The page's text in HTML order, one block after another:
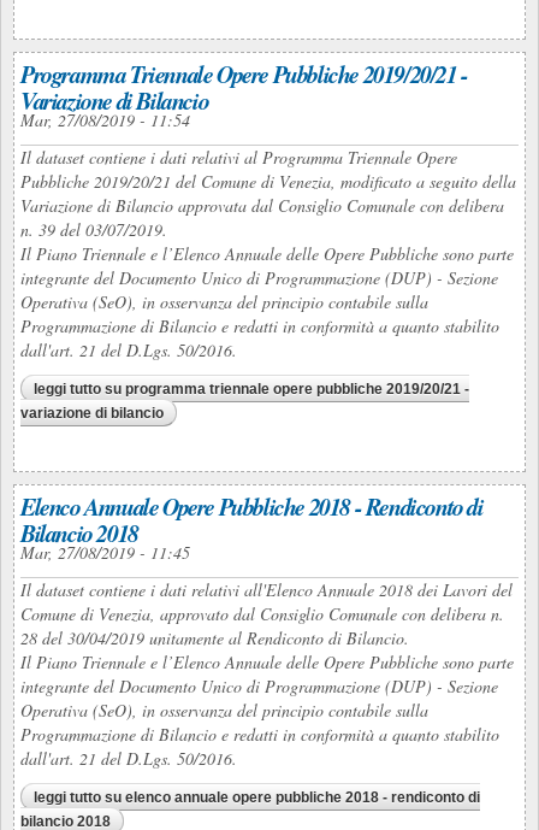
Programma Triennale Opere Pubbliche 2019/20/21 -
Variazione di Bilancio
Mar, 27/08/2019 - 11:54
Il dataset contiene i dati relativi al Programma Triennale Opere
Pubbliche 2019/20/21 del Comune di Venezia, modificato a seguito della
Variazione di Bilancio approvata dal Consiglio Comunale con delibera
n. 39 del 03/07/2019.
Il Piano Triennale e l’Elenco Annuale delle Opere Pubbliche sono parte
integrante del Documento Unico di Programmazione (DUP) - Sezione
Operativa (SeO), in osservanza del principio contabile sulla
Programmazione di Bilancio e redatti in conformità a quanto stabilito
dall'art. 21 del D.Lgs. 50/2016.
leggi tutto su programma triennale opere pubbliche 2019/20/21 -
variazione di bilancio
Elenco Annuale Opere Pubbliche 2018 - Rendiconto di
Bilancio 2018
Mar, 27/08/2019 - 11:45
Il dataset contiene i dati relativi all'Elenco Annuale 2018 dei Lavori del
Comune di Venezia, approvato dal Consiglio Comunale con delibera n.
28 del 30/04/2019 unitamente al Rendiconto di Bilancio.
Il Piano Triennale e l’Elenco Annuale delle Opere Pubbliche sono parte
integrante del Documento Unico di Programmazione (DUP) - Sezione
Operativa (SeO), in osservanza del principio contabile sulla
Programmazione di Bilancio e redatti in conformità a quanto stabilito
dall'art. 21 del D.Lgs. 50/2016.
leggi tutto su elenco annuale opere pubbliche 2018 - rendiconto di
bilancio 2018